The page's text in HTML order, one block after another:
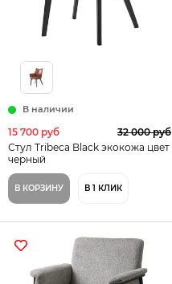
В наличии
15 700 руб
32 000 руб
Стул Tribeca Black экокожа цвет
черный
В КОРЗИНУ В 1 КЛИК